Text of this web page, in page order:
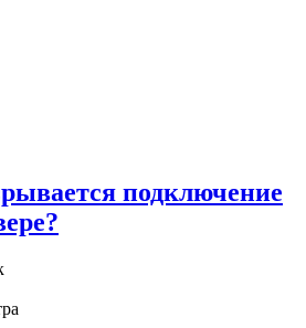
подключение